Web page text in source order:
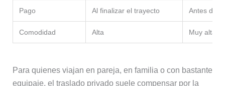
Pago Al finalizar el trayecto Antes del
Comodidad Alta Muy alta
Para quienes viajan en pareja, en familia o con bastante
equipaje, el traslado privado suele compensar por la